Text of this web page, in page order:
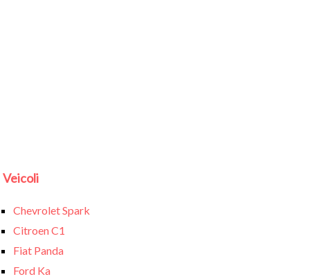
Veicoli
Chevrolet Spark
Citroen C1
Fiat Panda
Ford Ka